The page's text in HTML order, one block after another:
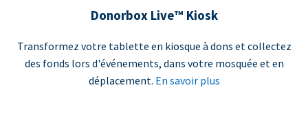
Donorbox Live™ Kiosk
Transformez votre tablette en kiosque à dons et collectez
des fonds lors d'événements, dans votre mosquée et en
déplacement. En savoir plus